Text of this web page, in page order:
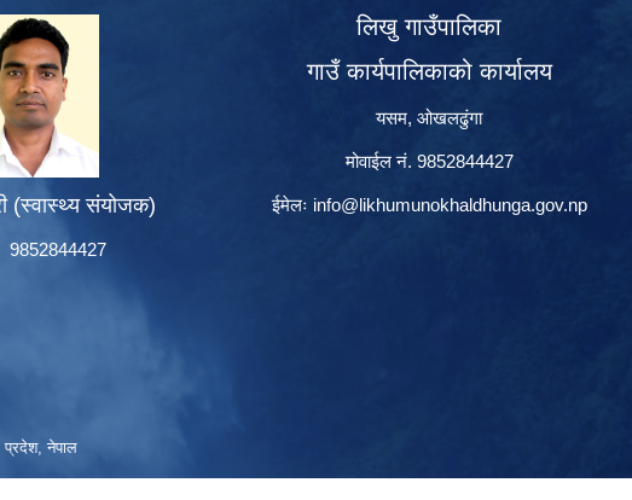
(स्वास्थ्य संयोजक)
9852844427
लिखु गाउँपालिका
गाउँ कार्यपालिकाको कार्यालय
यसम, ओखलढुंगा
मोवाईल नं. 9852844427
ईमेलः info@likhumunokhaldhunga.gov.np
प्रदेश, नेपाल